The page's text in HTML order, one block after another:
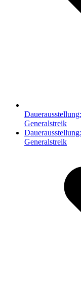
Generalstreik
Nächster
Beitrag:
Generalstreik